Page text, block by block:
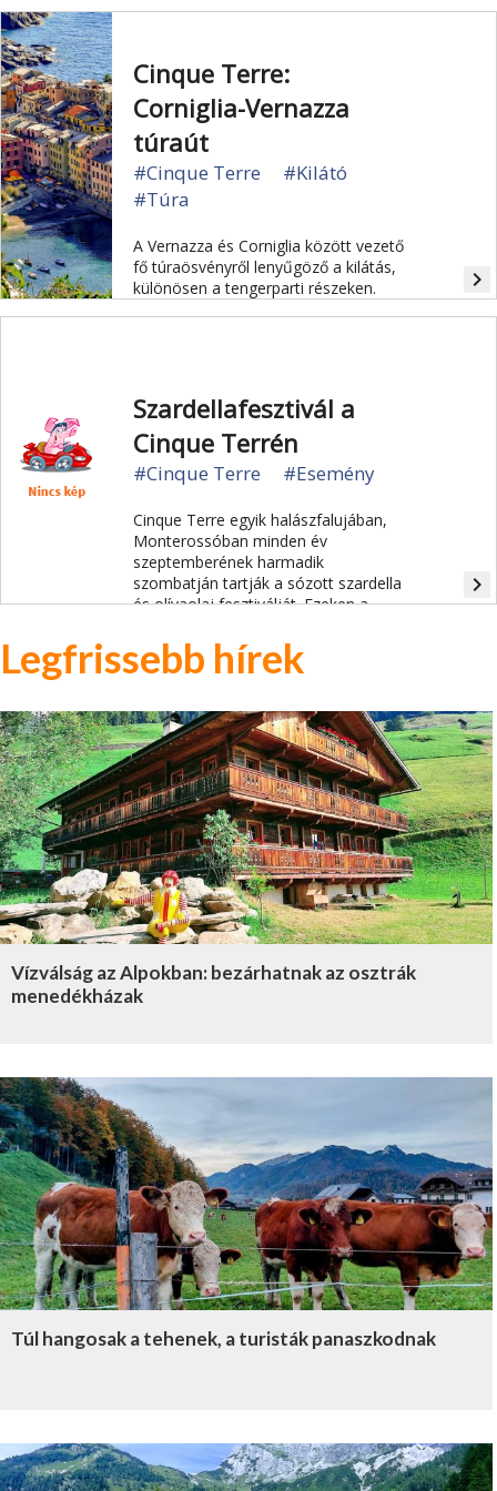
festői táj miatt. A sziklára épült öt
"régi Itáliát" hangulatát. Cinque Terrét
az UNESCO felvette a Világörökség
listájára.
Cinque Terre:
Corniglia-Vernazza
túraút
#Cinque Terre
#Kilátó
#Túra
A Vernazza és Corniglia között vezető
fő túraösvényről lenyűgöző a kilátás,
különösen a tengerparti részeken.
navigate_next
Szardellafesztivál a
Cinque Terrén
#Cinque Terre #Esemény
Cinque Terre egyik halászfalujában,
Monterossóban minden év
szeptemberének harmadik
szombatján tartják a sózott szardella
és olívaolaj fesztiválját. Ezeken a
faluban, a helyi halászok büszkén
kóstoltatják a legfinomabb szardellás
navigate_next
Legfrissebb hírek
Vízválság az Alpokban: bezárhatnak az osztrák
menedékházak
Túl hangosak a tehenek, a turisták panaszkodnak